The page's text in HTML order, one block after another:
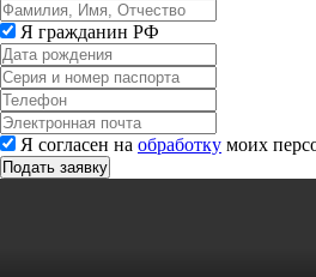
Я гражданин РФ
Я согласен на обработку моих